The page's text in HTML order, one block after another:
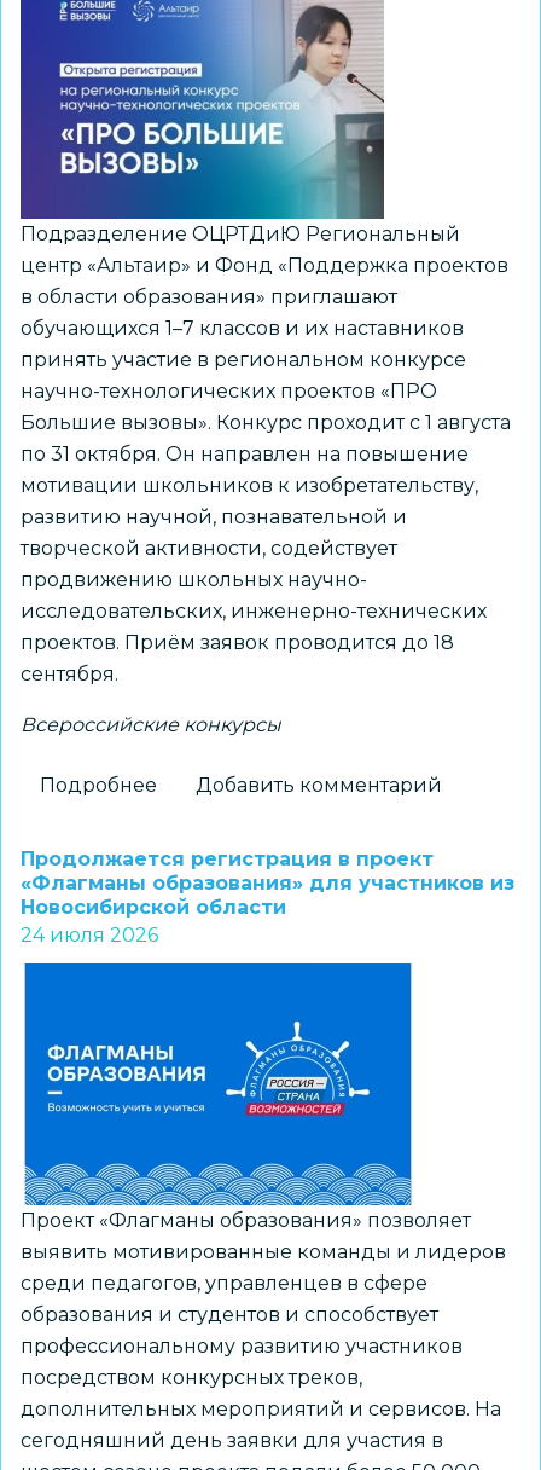
школьный
библиотекарь
России»
Подразделение ОЦРТДиЮ Региональный
центр «Альтаир» и Фонд «Поддержка проектов
в области образования» приглашают
обучающихся 1–7 классов и их наставников
принять участие в региональном конкурсе
научно-технологических проектов «ПРО
Большие вызовы». Конкурс проходит с 1 августа
по 31 октября. Он направлен на повышение
мотивации школьников к изобретательству,
развитию научной, познавательной и
творческой активности, содействует
продвижению школьных научно-
исследовательских, инженерно-технических
проектов. Приём заявок проводится до 18
сентября.
Всероссийские конкурсы
Подробнее
7
классов
и
приглашают
к
участию
региональном
конкурсе
«ПРО
Большие
вызовы»
Добавить комментарий
Продолжается регистрация в проект
«Флагманы образования» для участников из
Новосибирской области
24 июля 2026
Проект «Флагманы образования» позволяет
выявить мотивированные команды и лидеров
среди педагогов, управленцев в сфере
образования и студентов и способствует
профессиональному развитию участников
посредством конкурсных треков,
дополнительных мероприятий и сервисов. На
сегодняшний день заявки для участия в